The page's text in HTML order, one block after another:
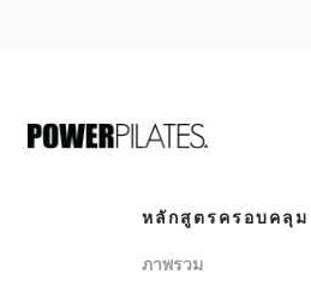
หลักสูตรครอบคลุม
ภาพรวม